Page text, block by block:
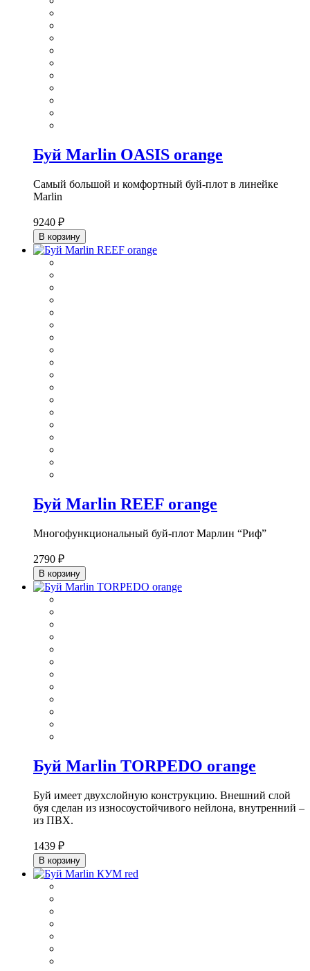
Буй Marlin OASIS orange
Самый большой и комфортный буй-плот в линейке
Marlin
9240 ₽
В корзину
Буй Marlin REEF orange
Многофункциональный буй-плот Марлин “Риф”
2790 ₽
В корзину
Буй Marlin TORPEDO orange
Буй имеет двухслойную конструкцию. Внешний слой
буя сделан из износоустойчивого нейлона, внутренний –
из ПВХ.
1439 ₽
В корзину